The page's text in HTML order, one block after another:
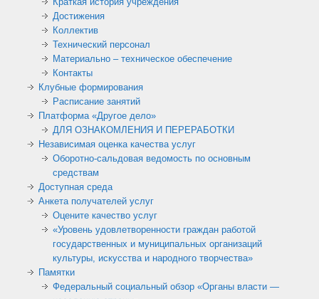
Достижения
Коллектив
Технический персонал
Материально – техническое обеспечение
Контакты
Клубные формирования
Расписание занятий
Платформа «Другое дело»
ДЛЯ ОЗНАКОМЛЕНИЯ И ПЕРЕРАБОТКИ
Независимая оценка качества услуг
Оборотно-сальдовая ведомость по основным
средствам
Доступная среда
Анкета получателей услуг
Оцените качество услуг
«Уровень удовлетворенности граждан работой
государственных и муниципальных организаций
культуры, искусства и народного творчества»
Памятки
Федеральный социальный обзор «Органы власти —